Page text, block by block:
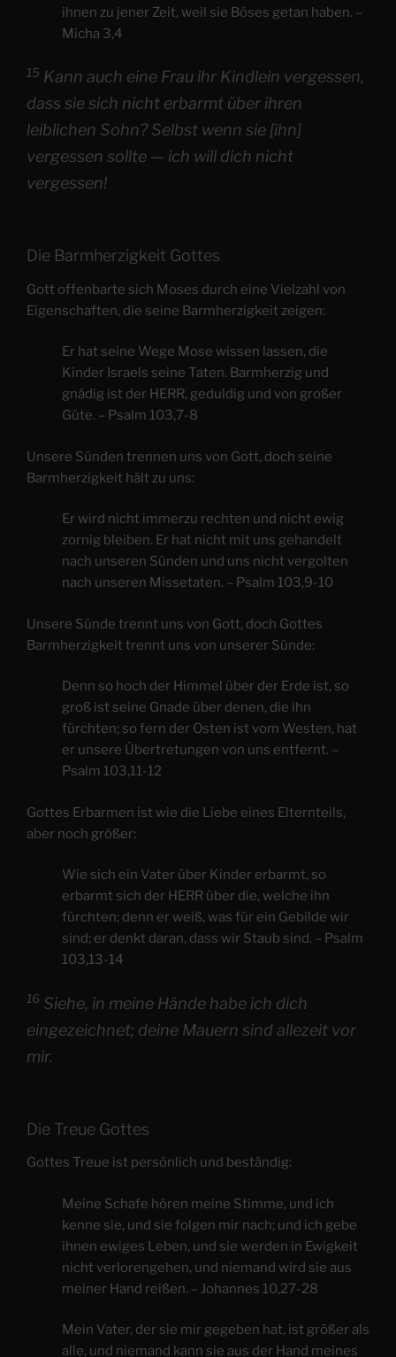
ihnen zu jener Zeit, weil sie Böses getan haben. –
Micha 3,4
15 Kann auch eine Frau ihr Kindlein vergessen,
dass sie sich nicht erbarmt über ihren
leiblichen Sohn? Selbst wenn sie [ihn]
vergessen sollte — ich will dich nicht
vergessen!
Die Barmherzigkeit Gottes
Gott offenbarte sich Moses durch eine Vielzahl von
Eigenschaften, die seine Barmherzigkeit zeigen:
Er hat seine Wege Mose wissen lassen, die
Kinder Israels seine Taten. Barmherzig und
gnädig ist der HERR, geduldig und von großer
Güte. – Psalm 103,7-8
Unsere Sünden trennen uns von Gott, doch seine
Barmherzigkeit hält zu uns:
Er wird nicht immerzu rechten und nicht ewig
zornig bleiben. Er hat nicht mit uns gehandelt
nach unseren Sünden und uns nicht vergolten
nach unseren Missetaten. – Psalm 103,9-10
Unsere Sünde trennt uns von Gott, doch Gottes
Barmherzigkeit trennt uns von unserer Sünde:
Denn so hoch der Himmel über der Erde ist, so
groß ist seine Gnade über denen, die ihn
fürchten; so fern der Osten ist vom Westen, hat
er unsere Übertretungen von uns entfernt. –
Psalm 103,11-12
Gottes Erbarmen ist wie die Liebe eines Elternteils,
aber noch größer:
Wie sich ein Vater über Kinder erbarmt, so
erbarmt sich der HERR über die, welche ihn
fürchten; denn er weiß, was für ein Gebilde wir
sind; er denkt daran, dass wir Staub sind. – Psalm
103,13-14
16 Siehe, in meine Hände habe ich dich
eingezeichnet; deine Mauern sind allezeit vor
mir.
Die Treue Gottes
Gottes Treue ist persönlich und beständig:
Meine Schafe hören meine Stimme, und ich
kenne sie, und sie folgen mir nach; und ich gebe
ihnen ewiges Leben, und sie werden in Ewigkeit
nicht verlorengehen, und niemand wird sie aus
meiner Hand reißen. – Johannes 10,27-28
Mein Vater, der sie mir gegeben hat, ist größer als
alle, und niemand kann sie aus der Hand meines